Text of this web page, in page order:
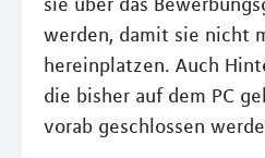
werden, damit sie nicht
hereinplatzen. Auch
die bisher auf dem PC
vorab geschlossen